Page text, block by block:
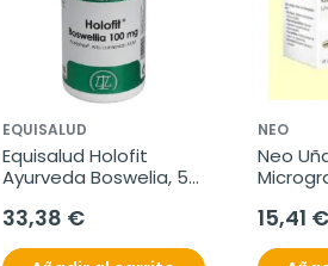
EQUISALUD
Equisalud Holofit
Ayurveda Boswelia, 50
33,38 €
NEO
Neo
15,41 €